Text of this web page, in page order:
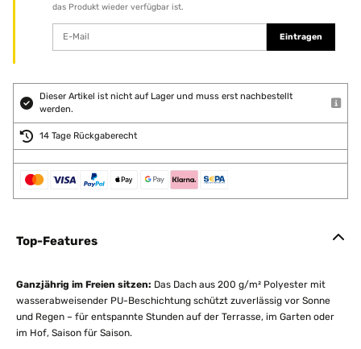
das Produkt wieder verfügbar ist.
Eintragen
Dieser Artikel ist nicht auf Lager und muss erst nachbestellt
werden.
14 Tage Rückgaberecht
Top-Features
Ganzjährig im Freien sitzen: Das Dach aus 200 g/m² Polyester mit
wasserabweisender PU-Beschichtung schützt zuverlässig vor Sonne
und Regen – für entspannte Stunden auf der Terrasse, im Garten oder
im Hof, Saison für Saison.